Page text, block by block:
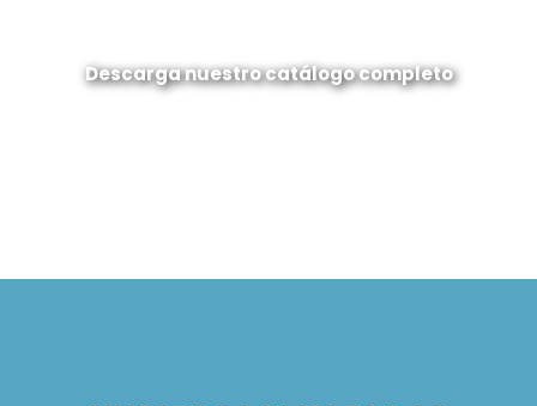
Descarga nuestro catálogo completo